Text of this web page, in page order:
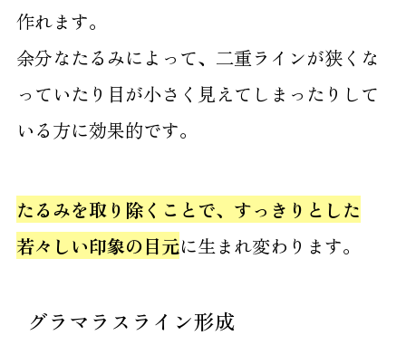
作れます。
余分なたるみによって、二重ラインが狭くな
っていたり目が小さく見えてしまったりして
いる方に効果的です。
たるみを取り除くことで、すっきりとした
若々しい印象の目元に生まれ変わります。
グラマラスライン形成